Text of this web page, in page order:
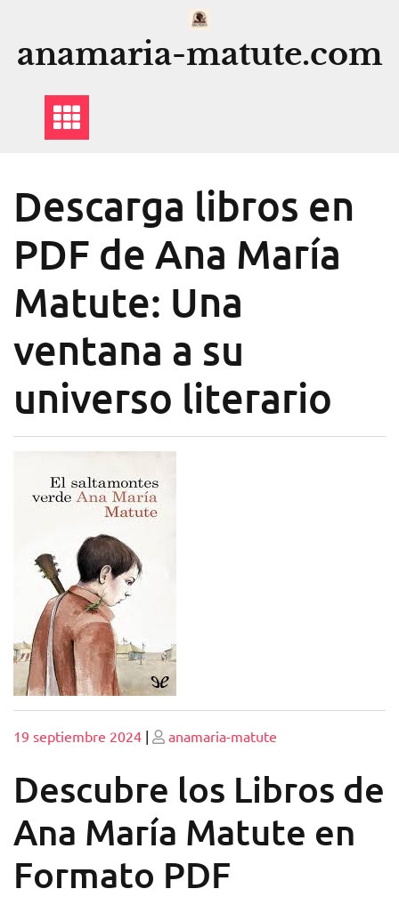
contenido
anamaria-matute.com
Descarga libros en
PDF de Ana María
Matute: Una
ventana a su
universo literario
Publicado
19 septiembre 2024 | Publicado
anamaria-matute
Descubre los Libros de
Ana María Matute en
Formato PDF